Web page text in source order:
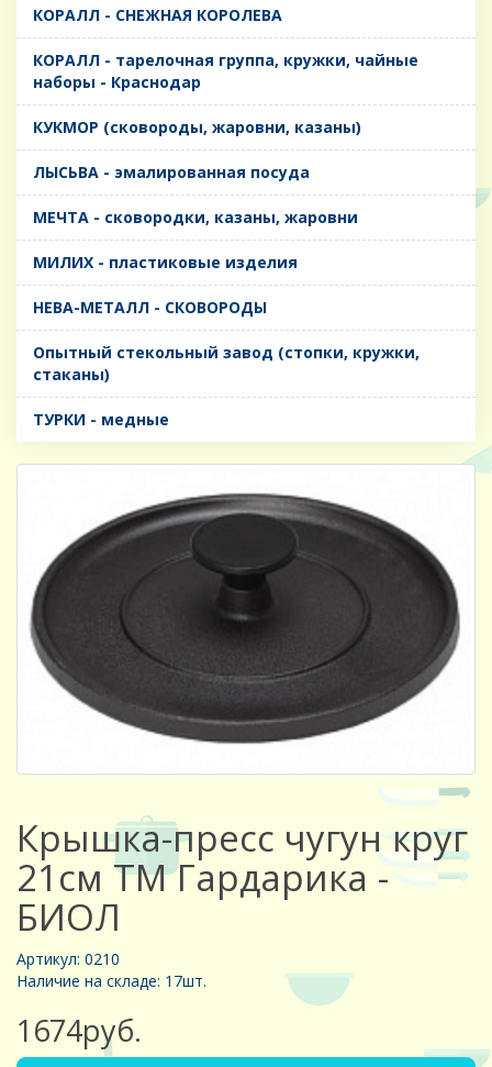
КОРАЛЛ - СНЕЖНАЯ КОРОЛЕВА
КОРАЛЛ - тарелочная группа, кружки, чайные
наборы - Краснодар
КУКМОР (сковороды, жаровни, казаны)
ЛЫСЬВА - эмалированная посуда
МЕЧТА - сковородки, казаны, жаровни
МИЛИХ - пластиковые изделия
НЕВА-МЕТАЛЛ - СКОВОРОДЫ
Опытный стекольный завод (стопки, кружки,
стаканы)
ТУРКИ - медные
Крышка-пресс чугун круг
21см ТМ Гардарика -
БИОЛ
Артикул: 0210
Наличие на складе: 17шт.
1674руб.